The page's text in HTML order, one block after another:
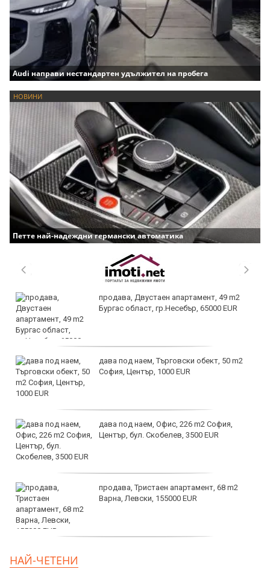
Audi направи нестандартен удължител на пробега
НОВИНИ
Петте най-надеждни германски автоматика
продава, Двустаен апартамент, 49 m2
Бургас област, гр.Несебър, 65000 EUR
дава под наем, Търговски обект, 50 m2
София, Център, 1000 EUR
дава под наем, Офис, 226 m2 София,
Център, бул. Скобелев, 3500 EUR
продава, Тристаен апартамент, 68 m2
Варна, Левски, 155000 EUR
НАЙ-ЧЕТЕНИ